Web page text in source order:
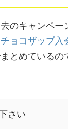
のキャンペー
チョコザップ
とめているの
さい